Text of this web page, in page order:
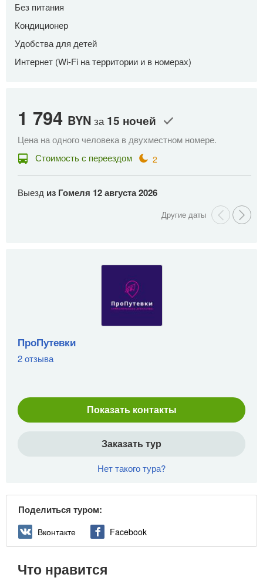
Без питания
Кондиционер
Удобства для детей
Интернет (Wi-Fi на территории и в номерах)
1 794 BYN за 15 ночей
Цена на одного человека в двухместном номере.
Стоимость с переездом
2
Выезд из Гомеля 12 августа 2026
ПроПутевки
2 отзыва
Показать контакты
Заказать тур
Нет такого тура?
Поделиться туром:
Вконтакте Facebook
Что нравится